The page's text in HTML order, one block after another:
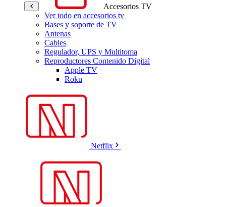
Accesorios TV
Ver todo en accesorios tv
Bases y soporte de TV
Antenas
Cables
Regulador, UPS y Multitoma
Reproductores Contenido Digital
Apple TV
Roku
Netflix